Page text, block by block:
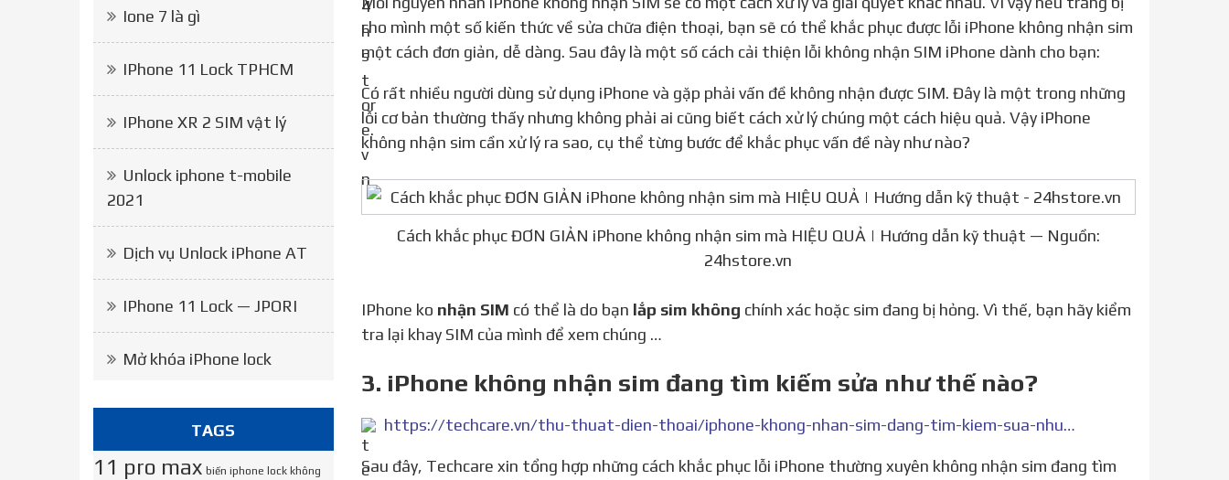
cho mình một số kiến thức về sửa chữa điện thoại, bạn sẽ có thể khắc phục được lỗi iPhone không nhận sim
một cách đơn giản, dễ dàng. Sau đây là một số cách cải thiện lỗi không nhận SIM iPhone dành cho bạn:
Có rất nhiều người dùng sử dụng iPhone và gặp phải vấn đề không nhận được SIM. Đây là một trong những
lỗi cơ bản thường thấy nhưng không phải ai cũng biết cách xử lý chúng một cách hiệu quả. Vậy iPhone
không nhận sim cần xử lý ra sao, cụ thể từng bước để khắc phục vấn đề này như nào?
Cách khắc phục ĐƠN GIẢN iPhone không nhận sim mà HIỆU QUẢ | Hướng dẫn kỹ thuật — Nguồn:
24hstore.vn
IPhone ko nhận SIM có thể là do bạn lắp sim không chính xác hoặc sim đang bị hỏng. Vì thế, bạn hãy kiểm
tra lại khay SIM của mình để xem chúng …
3. iPhone không nhận sim đang tìm kiếm sửa như thế nào?
https://techcare.vn/thu-thuat-dien-thoai/iphone-khong-nhan-sim-dang-tim-kiem-sua-nhu-nao/
Sau đây, Techcare xin tổng hợp những cách khắc phục lỗi iPhone thường xuyên không nhận sim đang tìm
Ione 7 là gì
IPhone 11 Lock TPHCM
IPhone XR 2 SIM vật lý
Unlock iphone t-mobile
2021
Dịch vụ Unlock iPhone AT
IPhone 11 Lock — JPORI
Mở khóa iPhone lock
TAGS
11 pro max biến iphone lock không